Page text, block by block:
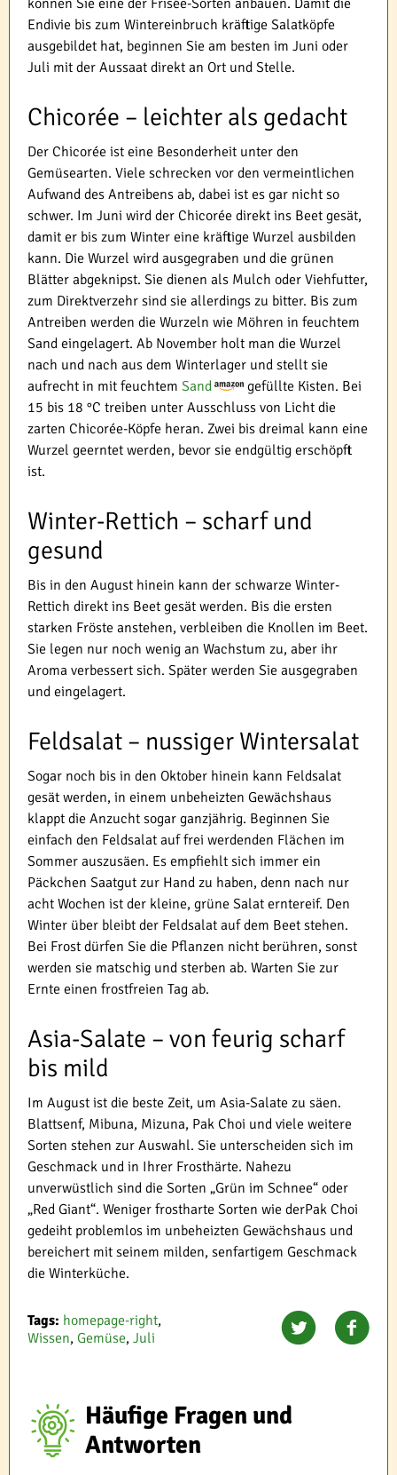
können Sie eine der Frisée-Sorten anbauen. Damit die
Endivie bis zum Wintereinbruch kräftige Salatköpfe
ausgebildet hat, beginnen Sie am besten im Juni oder
Juli mit der Aussaat direkt an Ort und Stelle.
Chicorée – leichter als gedacht
Der Chicorée ist eine Besonderheit unter den
Gemüsearten. Viele schrecken vor den vermeintlichen
Aufwand des Antreibens ab, dabei ist es gar nicht so
schwer. Im Juni wird der Chicorée direkt ins Beet gesät,
damit er bis zum Winter eine kräftige Wurzel ausbilden
kann. Die Wurzel wird ausgegraben und die grünen
Blätter abgeknipst. Sie dienen als Mulch oder Viehfutter,
zum Direktverzehr sind sie allerdings zu bitter. Bis zum
Antreiben werden die Wurzeln wie Möhren in feuchtem
Sand eingelagert. Ab November holt man die Wurzel
nach und nach aus dem Winterlager und stellt sie
aufrecht in mit feuchtem Sand
gefüllte Kisten. Bei
15 bis 18 °C treiben unter Ausschluss von Licht die
zarten Chicorée-Köpfe heran. Zwei bis dreimal kann eine
Wurzel geerntet werden, bevor sie endgültig erschöpft
ist.
Winter-Rettich – scharf und
gesund
Bis in den August hinein kann der schwarze Winter-
Rettich direkt ins Beet gesät werden. Bis die ersten
starken Fröste anstehen, verbleiben die Knollen im Beet.
Sie legen nur noch wenig an Wachstum zu, aber ihr
Aroma verbessert sich. Später werden Sie ausgegraben
und eingelagert.
Feldsalat – nussiger Wintersalat
Sogar noch bis in den Oktober hinein kann Feldsalat
gesät werden, in einem unbeheizten Gewächshaus
klappt die Anzucht sogar ganzjährig. Beginnen Sie
einfach den Feldsalat auf frei werdenden Flächen im
Sommer auszusäen. Es empfiehlt sich immer ein
Päckchen Saatgut zur Hand zu haben, denn nach nur
acht Wochen ist der kleine, grüne Salat erntereif. Den
Winter über bleibt der Feldsalat auf dem Beet stehen.
Bei Frost dürfen Sie die Pflanzen nicht berühren, sonst
werden sie matschig und sterben ab. Warten Sie zur
Ernte einen frostfreien Tag ab.
Asia-Salate – von feurig scharf
bis mild
Im August ist die beste Zeit, um Asia-Salate zu säen.
Blattsenf, Mibuna, Mizuna, Pak Choi und viele weitere
Sorten stehen zur Auswahl. Sie unterscheiden sich im
Geschmack und in Ihrer Frosthärte. Nahezu
unverwüstlich sind die Sorten „Grün im Schnee“ oder
„Red Giant“. Weniger frostharte Sorten wie derPak Choi
gedeiht problemlos im unbeheizten Gewächshaus und
bereichert mit seinem milden, senfartigem Geschmack
die Winterküche.
Tags: homepage-right,
Wissen, Gemüse, Juli
Häufige Fragen und
Antworten